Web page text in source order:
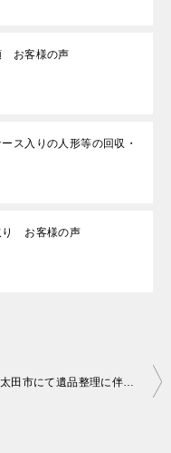
お客様の声
ス入りの人形等の回収・
り お客様の声
常陸太田市にて遺品整理に伴う不用品回収（シングルマットレス、布団）のご依頼 畠山様の声